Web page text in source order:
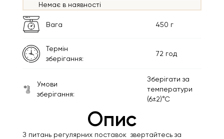
Немає в наявності
Вага 450 г
Термін
зберігання:
72 год
Умови
зберігання:
Зберігати за
температури
(6±2)°С
Опис
З питань регулярних поставок звертайтесь за